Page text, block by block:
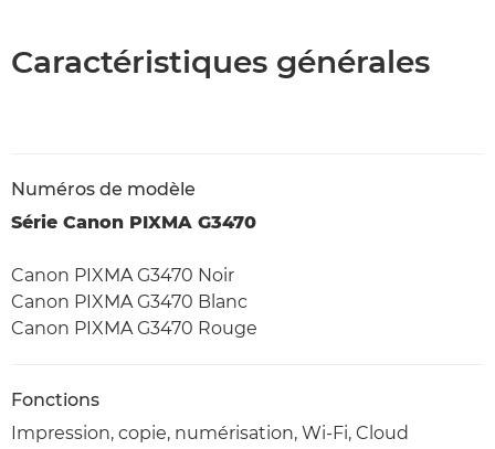
Caractéristiques générales
Numéros de modèle
Série Canon PIXMA G3470
Canon PIXMA G3470 Noir
Canon PIXMA G3470 Blanc
Canon PIXMA G3470 Rouge
Fonctions
Impression, copie, numérisation, Wi-Fi, Cloud